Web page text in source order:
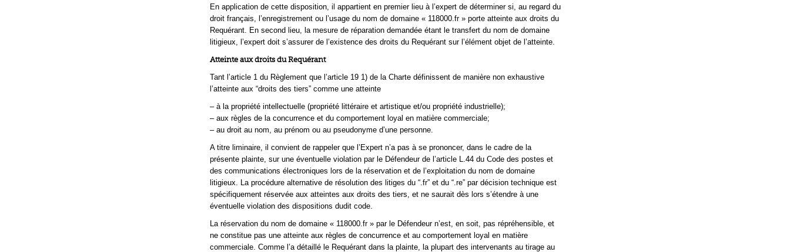
En application de cette disposition, il appartient en premier lieu à l’expert de déterminer si, au regard du
droit français, l’enregistrement ou l’usage du nom de domaine « 118000.fr » porte atteinte aux droits du
Requérant. En second lieu, la mesure de réparation demandée étant le transfert du nom de domaine
litigieux, l’expert doit s’assurer de l’existence des droits du Requérant sur l’élément objet de l’atteinte.
Atteinte aux droits du Requérant
Tant l’article 1 du Règlement que l’article 19 1) de la Charte définissent de manière non exhaustive
l’atteinte aux “droits des tiers” comme une atteinte
– à la propriété intellectuelle (propriété littéraire et artistique et/ou propriété industrielle);
– aux règles de la concurrence et du comportement loyal en matière commerciale;
– au droit au nom, au prénom ou au pseudonyme d’une personne.
A titre liminaire, il convient de rappeler que l’Expert n’a pas à se prononcer, dans le cadre de la
présente plainte, sur une éventuelle violation par le Défendeur de l’article L.44 du Code des postes et
des communications électroniques lors de la réservation et de l’exploitation du nom de domaine
litigieux. La procédure alternative de résolution des litiges du “.fr” et du “.re” par décision technique est
spécifiquement réservée aux atteintes aux droits des tiers, et ne saurait dès lors s’étendre à une
éventuelle violation des dispositions dudit code.
La réservation du nom de domaine « 118000.fr » par le Défendeur n’est, en soit, pas répréhensible, et
ne constitue pas une atteinte aux règles de concurrence et au comportement loyal en matière
commerciale. Comme l’a détaillé le Requérant dans la plainte, la plupart des intervenants au tirage au